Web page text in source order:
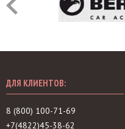
ДЛЯ КЛИЕНТОВ:
8 (800) 100-71-69
+7(4822)45-38-62